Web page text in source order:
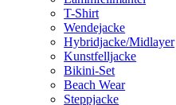
T-Shirt
Wendejacke
Hybridjacke/Midlayer
Kunstfelljacke
Bikini-Set
Beach Wear
Steppjacke